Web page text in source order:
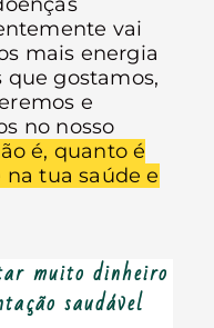
vai
mais energia
que gostamos,
e
no nosso
é, quanto é
tua saúde e
muito dinheiro
saudável